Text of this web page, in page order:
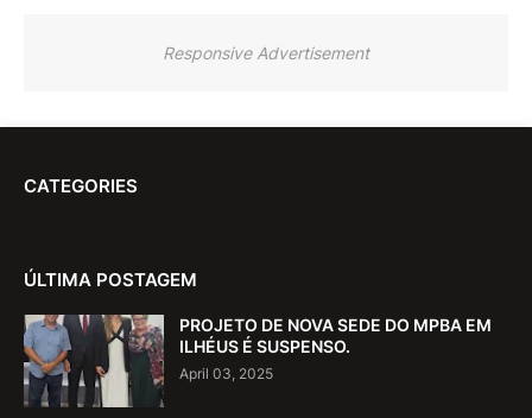
Responsive Advertisement
CATEGORIES
ÚLTIMA POSTAGEM
PROJETO DE NOVA SEDE DO MPBA EM
ILHÉUS É SUSPENSO.
April 03, 2025